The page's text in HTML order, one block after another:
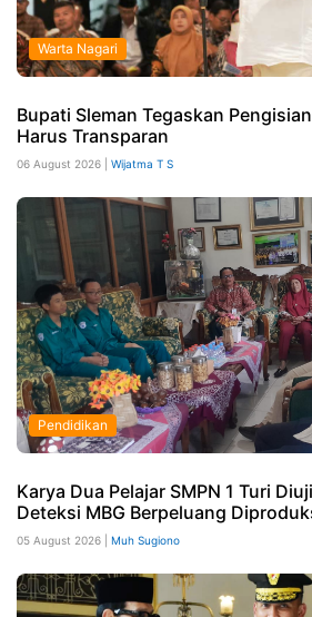
Warta Nagari
Bupati Sleman Tegaskan
Harus Transparan
06 August 2026 | Wijatma T S
Pendidikan
Karya Dua Pelajar SMPN 1 Turi
Deteksi MBG Berpeluang
05 August 2026 | Muh Sugiono